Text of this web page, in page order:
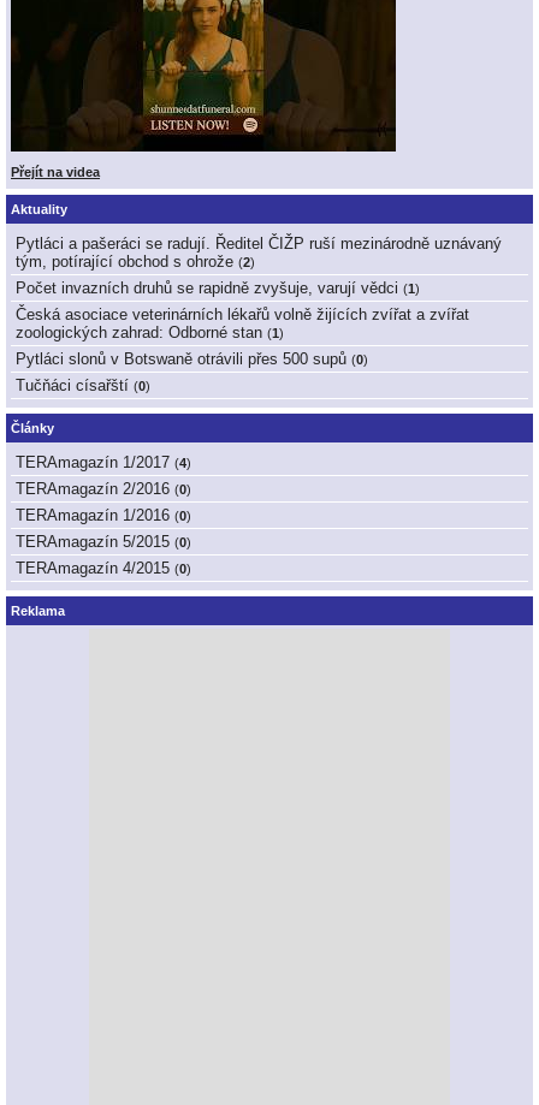
Přejít na videa
Aktuality
Pytláci a pašeráci se radují. Ředitel ČIŽP ruší mezinárodně uznávaný
tým, potírající obchod s ohrože (2)
Počet invazních druhů se rapidně zvyšuje, varují vědci (1)
Česká asociace veterinárních lékařů volně žijících zvířat a zvířat
zoologických zahrad: Odborné stan (1)
Pytláci slonů v Botswaně otrávili přes 500 supů (0)
Tučňáci císařští (0)
Články
TERAmagazín 1/2017 (4)
TERAmagazín 2/2016 (0)
TERAmagazín 1/2016 (0)
TERAmagazín 5/2015 (0)
TERAmagazín 4/2015 (0)
Reklama